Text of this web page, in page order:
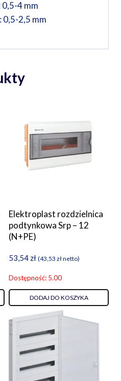
0,5-4 mm
0,5-2,5 mm
Elektroplast rozdzielnica
podtynkowa Srp – 12
(N+PE)
53,54 zł (43,53 złnetto)
Dostępność: 5.00
DODAJ DO KOSZYKA